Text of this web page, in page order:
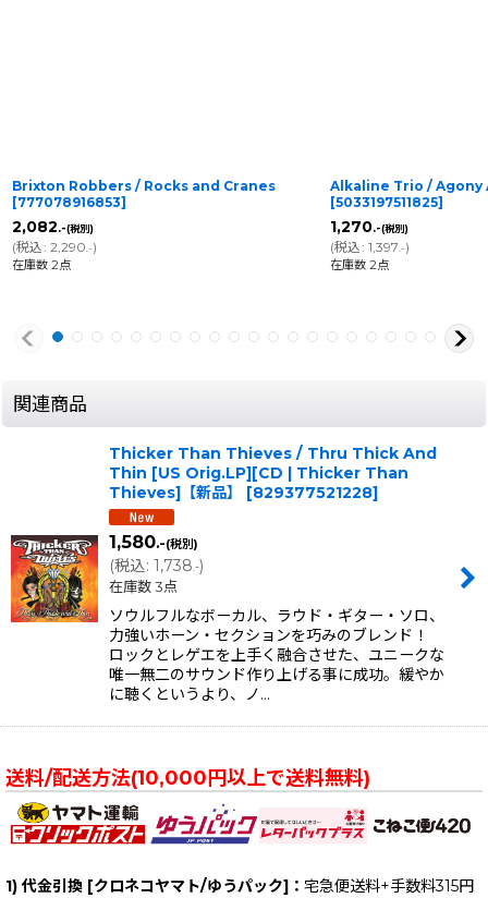
Brixton Robbers / Rocks and Cranes
[777078916853]
2,082.-(税別)
(税込: 2,290 .-)
在庫数 2点
Alkaline Trio / Agony
[5033197511825]
1,270.-(税別)
(税込: 1,397 .-)
在庫数 2点
関連商品
Thicker Than Thieves / Thru Thick And
Thin [US Orig.LP][CD | Thicker Than
Thieves]【新品】
[829377521228]
1,580.-(税別)
(税込: 1,738.-)
在庫数 3点
ソウルフルなボーカル、ラウド・ギター・ソロ、
力強いホーン・セクションを巧みのブレンド！
ロックとレゲエを上手く融合させた、ユニークな
唯一無二のサウンド作り上げる事に成功。緩やか
に聴くというより、ノ…
送料/配送方法(10,000円以上で送料無料)
1) 代金引換 [クロネコヤマト/ゆうパック]： 宅急便送料+手数料315円